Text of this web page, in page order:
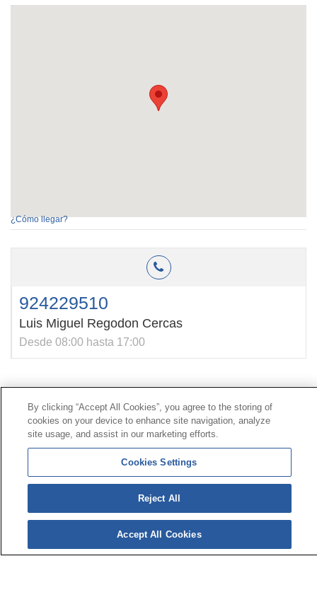
¿Cómo llegar?
924229510
Luis Miguel Regodon Cercas
Desde 08:00 hasta 17:00
Línea Universal 900 203 203|Zona Privada Comisión de
Prestaciones Especiales|Zona Privada Proveedor
© Mutua Universal 2026 | Mapa del sitio | Aviso legal
Política de Protección de Datos
cookies
Síguenos en:
By clicking “Accept All Cookies”, you agree to the storing of
cookies on your device to enhance site navigation, analyze
site usage, and assist in our marketing efforts.
Cookies Settings
Reject All
Accept All Cookies